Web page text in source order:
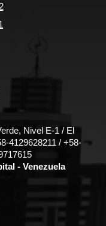
Nivel E-1 / El
4129628211 / +58-
- Venezuela